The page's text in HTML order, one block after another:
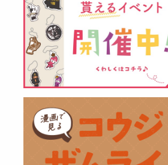
クロ黒麹甘酒 スティック新発売
（2026年03月08日）
黒麹の天然クエン酸で運動の為に
最大の機能を発揮出来るよう開発
しました。少しゆるく仕上がりま
したので初回ロット8,000本程度